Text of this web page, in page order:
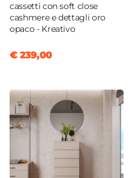
cassetti con soft close
cashmere e dettagli oro
opaco - Kreativo
€ 239,00